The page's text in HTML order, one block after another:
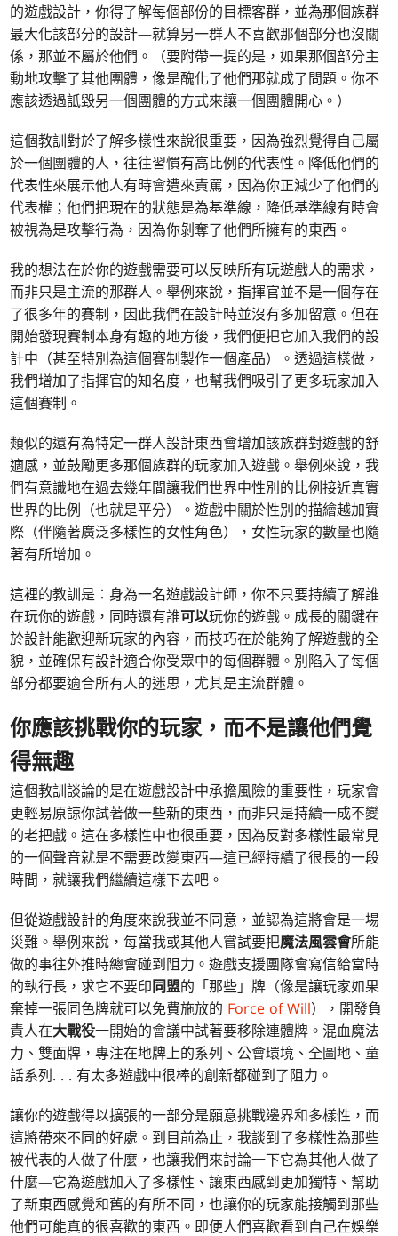
的遊戲設計，你得了解每個部份的目標客群，並為那個族群
最大化該部分的設計—就算另一群人不喜歡那個部分也沒關
係，那並不屬於他們。（要附帶一提的是，如果那個部分主
動地攻擊了其他團體，像是醜化了他們那就成了問題。你不
應該透過詆毀另一個團體的方式來讓一個團體開心。）
這個教訓對於了解多樣性來說很重要，因為強烈覺得自己屬
於一個團體的人，往往習慣有高比例的代表性。降低他們的
代表性來展示他人有時會遭來責罵，因為你正減少了他們的
代表權；他們把現在的狀態是為基準線，降低基準線有時會
被視為是攻擊行為，因為你剝奪了他們所擁有的東西。
我的想法在於你的遊戲需要可以反映所有玩遊戲人的需求，
而非只是主流的那群人。舉例來說，指揮官並不是一個存在
了很多年的賽制，因此我們在設計時並沒有多加留意。但在
開始發現賽制本身有趣的地方後，我們便把它加入我們的設
計中（甚至特別為這個賽制製作一個產品）。透過這樣做，
我們增加了指揮官的知名度，也幫我們吸引了更多玩家加入
這個賽制。
類似的還有為特定一群人設計東西會增加該族群對遊戲的舒
適感，並鼓勵更多那個族群的玩家加入遊戲。舉例來說，我
們有意識地在過去幾年間讓我們世界中性別的比例接近真實
世界的比例（也就是平分）。遊戲中關於性別的描繪越加實
際（伴隨著廣泛多樣性的女性角色），女性玩家的數量也隨
著有所增加。
這裡的教訓是：身為一名遊戲設計師，你不只要持續了解誰
在玩你的遊戲，同時還有誰可以玩你的遊戲。成長的關鍵在
於設計能歡迎新玩家的內容，而技巧在於能夠了解遊戲的全
貌，並確保有設計適合你受眾中的每個群體。別陷入了每個
部分都要適合所有人的迷思，尤其是主流群體。
你應該挑戰你的玩家，而不是讓他們覺
得無趣
這個教訓談論的是在遊戲設計中承擔風險的重要性，玩家會
更輕易原諒你試著做一些新的東西，而非只是持續一成不變
的老把戲。這在多樣性中也很重要，因為反對多樣性最常見
的一個聲音就是不需要改變東西—這已經持續了很長的一段
時間，就讓我們繼續這樣下去吧。
但從遊戲設計的角度來說我並不同意，並認為這將會是一場
災難。舉例來說，每當我或其他人嘗試要把魔法風雲會所能
做的事往外推時總會碰到阻力。遊戲支援團隊會寫信給當時
的執行長，求它不要印同盟的「那些」牌（像是讓玩家如果
棄掉一張同色牌就可以免費施放的 Force of Will），開發負
責人在大戰役一開始的會議中試著要移除連體牌。混血魔法
力、雙面牌，專注在地牌上的系列、公會環境、全圖地、童
話系列. . . 有太多遊戲中很棒的創新都碰到了阻力。
讓你的遊戲得以擴張的一部分是願意挑戰邊界和多樣性，而
這將帶來不同的好處。到目前為止，我談到了多樣性為那些
被代表的人做了什麼，也讓我們來討論一下它為其他人做了
什麼—它為遊戲加入了多樣性、讓東西感到更加獨特、幫助
了新東西感覺和舊的有所不同，也讓你的玩家能接觸到那些
他們可能真的很喜歡的東西。即便人們喜歡看到自己在娛樂